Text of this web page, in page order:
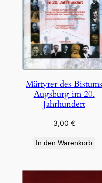
Märtyrer des Bistums
Augsburg im 20.
Jahrhundert
3,00 €
In den Warenkorb